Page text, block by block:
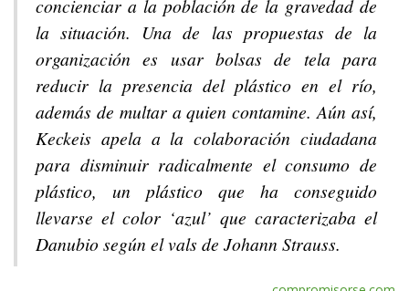
concienciar a la población de la gravedad de
la situación. Una de las propuestas de la
organización es usar bolsas de tela para
reducir la presencia del plástico en el río,
además de multar a quien contamine. Aún así,
Keckeis apela a la colaboración ciudadana
para disminuir radicalmente el consumo de
plástico, un plástico que ha conseguido
llevarse el color ‘azul’ que caracterizaba el
Danubio según el vals de Johann Strauss.